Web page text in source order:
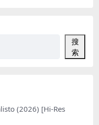
搜
索
(2026) [Hi-Res